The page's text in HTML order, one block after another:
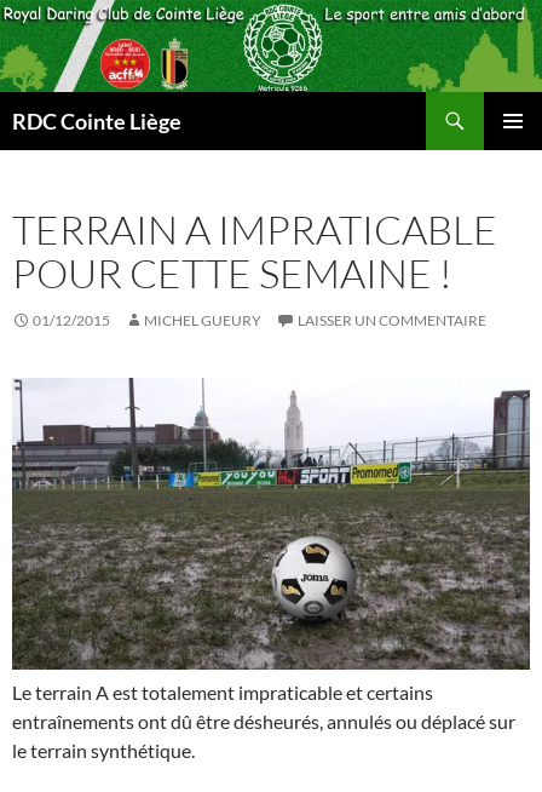
Aller
au
contenu
RDC Cointe Liège
TERRAIN A IMPRATICABLE
POUR CETTE SEMAINE !
01/12/2015 MICHEL GUEURY LAISSER UN COMMENTAIRE
Le terrain A est totalement impraticable et certains
entraînements ont dû être désheurés, annulés ou déplacé sur
le terrain synthétique.